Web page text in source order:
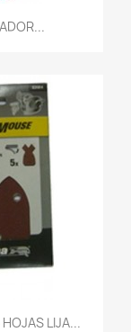
LIJA...